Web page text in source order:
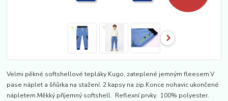
Velmi pěkné softshellové tepláky Kugo, zateplené jemným fleesem.V
pase náplet a šňůrka na stažení. 2 kapsy na zip.Konce nohavic ukončené
nápletem.Měkký příjemný softshell. Reflexní prvky. 100% polyester.